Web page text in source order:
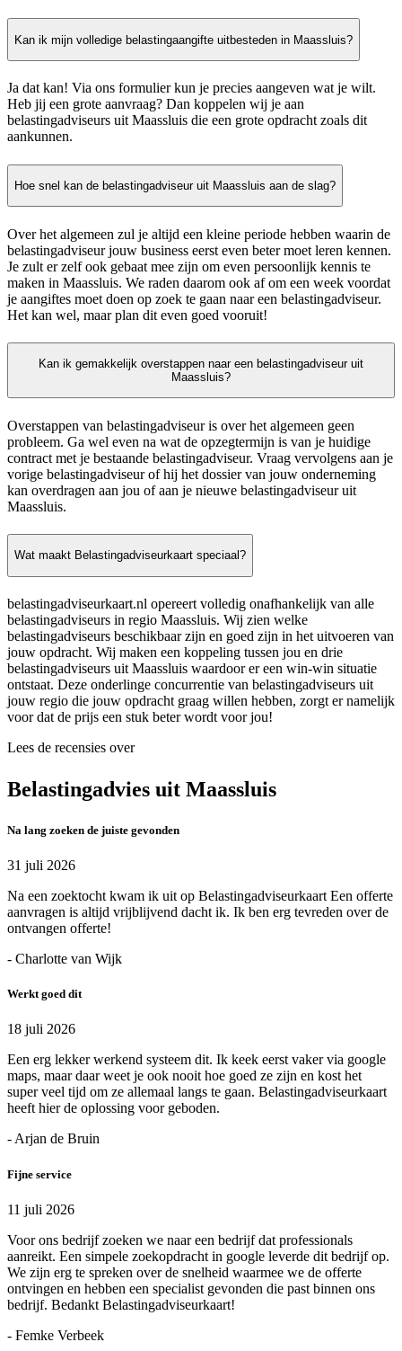
Kan ik mijn volledige belastingaangifte uitbesteden in Maassluis?
Ja dat kan! Via ons formulier kun je precies aangeven wat je wilt.
Heb jij een grote aanvraag? Dan koppelen wij je aan
belastingadviseurs uit Maassluis die een grote opdracht zoals dit
aankunnen.
Hoe snel kan de belastingadviseur uit Maassluis aan de slag?
Over het algemeen zul je altijd een kleine periode hebben waarin de
belastingadviseur jouw business eerst even beter moet leren kennen.
Je zult er zelf ook gebaat mee zijn om even persoonlijk kennis te
maken in Maassluis. We raden daarom ook af om een week voordat
je aangiftes moet doen op zoek te gaan naar een belastingadviseur.
Het kan wel, maar plan dit even goed vooruit!
Kan ik gemakkelijk overstappen naar een belastingadviseur uit
Maassluis?
Overstappen van belastingadviseur is over het algemeen geen
probleem. Ga wel even na wat de opzegtermijn is van je huidige
contract met je bestaande belastingadviseur. Vraag vervolgens aan je
vorige belastingadviseur of hij het dossier van jouw onderneming
kan overdragen aan jou of aan je nieuwe belastingadviseur uit
Maassluis.
Wat maakt Belastingadviseurkaart speciaal?
belastingadviseurkaart.nl opereert volledig onafhankelijk van alle
belastingadviseurs in regio Maassluis. Wij zien welke
belastingadviseurs beschikbaar zijn en goed zijn in het uitvoeren van
jouw opdracht. Wij maken een koppeling tussen jou en drie
belastingadviseurs uit Maassluis waardoor er een win-win situatie
ontstaat. Deze onderlinge concurrentie van belastingadviseurs uit
jouw regio die jouw opdracht graag willen hebben, zorgt er namelijk
voor dat de prijs een stuk beter wordt voor jou!
Lees de recensies over
Belastingadvies uit Maassluis
Na lang zoeken de juiste gevonden
31 juli 2026
Na een zoektocht kwam ik uit op Belastingadviseurkaart Een offerte
aanvragen is altijd vrijblijvend dacht ik. Ik ben erg tevreden over de
ontvangen offerte!
- Charlotte van Wijk
Werkt goed dit
18 juli 2026
Een erg lekker werkend systeem dit. Ik keek eerst vaker via google
maps, maar daar weet je ook nooit hoe goed ze zijn en kost het
super veel tijd om ze allemaal langs te gaan. Belastingadviseurkaart
heeft hier de oplossing voor geboden.
- Arjan de Bruin
Fijne service
11 juli 2026
Voor ons bedrijf zoeken we naar een bedrijf dat professionals
aanreikt. Een simpele zoekopdracht in google leverde dit bedrijf op.
We zijn erg te spreken over de snelheid waarmee we de offerte
ontvingen en hebben een specialist gevonden die past binnen ons
bedrijf. Bedankt Belastingadviseurkaart!
- Femke Verbeek